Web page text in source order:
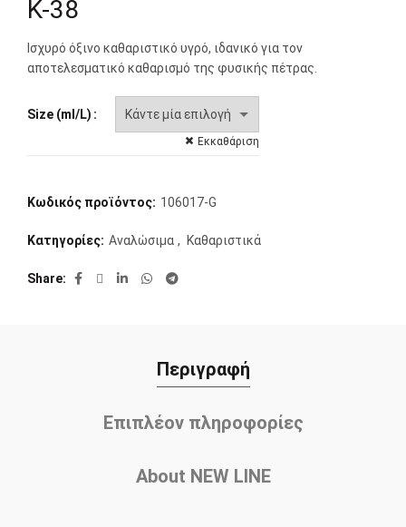
K-38
Ισχυρό όξινο καθαριστικό υγρό, ιδανικό για τον
αποτελεσματικό καθαρισμό της φυσικής πέτρας.
Size (ml/L)
Εκκαθάριση
Κωδικός προϊόντος: 106017-G
Κατηγορίες: Αναλώσιμα , Καθαριστικά
Share
Περιγραφή
Επιπλέον πληροφορίες
About NEW LINE